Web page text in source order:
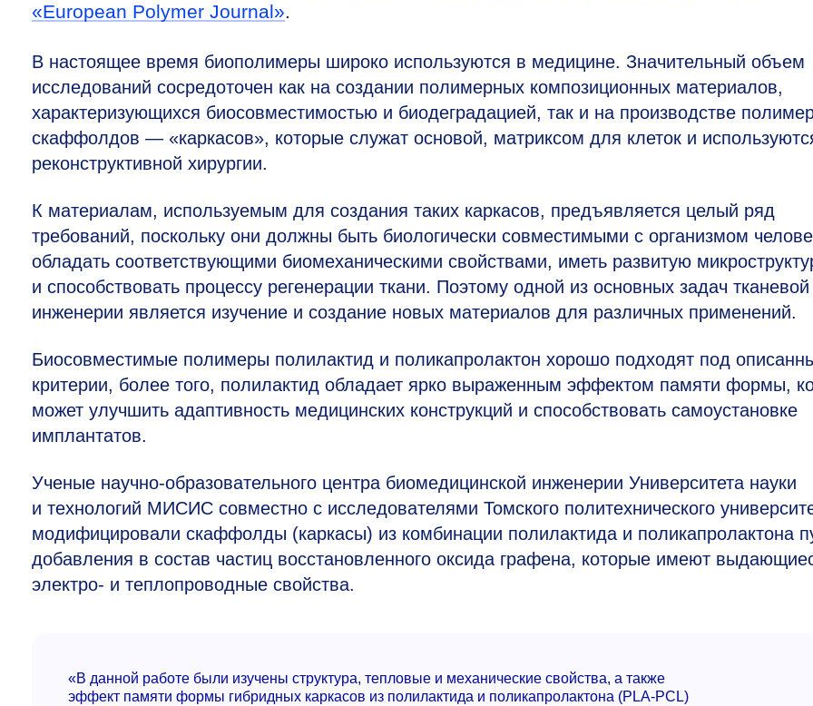
«European Polymer Journal».
В настоящее время биополимеры широко используются в медицине. Значительный объем
исследований сосредоточен как на создании полимерных композиционных материалов,
характеризующихся биосовместимостью и биодеградацией, так и на производстве
скаффолдов — «каркасов», которые служат основой, матриксом для клеток и
реконструктивной хирургии.
К материалам, используемым для создания таких каркасов, предъявляется целый ряд
требований, поскольку они должны быть биологически совместимыми с организмом
обладать соответствующими биомеханическими свойствами, иметь развитую
и способствовать процессу регенерации ткани. Поэтому одной из основных задач тканевой
инженерии является изучение и создание новых материалов для различных применений.
Биосовместимые полимеры полилактид и поликапролактон хорошо подходят под
критерии, более того, полилактид обладает ярко выраженным эффектом памяти формы,
может улучшить адаптивность медицинских конструкций и способствовать самоустановке
имплантатов.
Ученые научно-образовательного центра биомедицинской инженерии Университета науки
и технологий МИСИС совместно с исследователями Томского политехнического
модифицировали скаффолды (каркасы) из комбинации полилактида и поликапролактона
добавления в состав частиц восстановленного оксида графена, которые имеют
электро- и теплопроводные свойства.
«В данной работе были изучены структура, тепловые и механические свойства, а также
эффект памяти формы гибридных каркасов из полилактида и поликапролактона (PLA-PCL)